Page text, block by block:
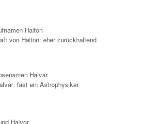
Halton
von Halton: eher zurückhaltend
Halvar
fast ein Astrophysiker
Halvor